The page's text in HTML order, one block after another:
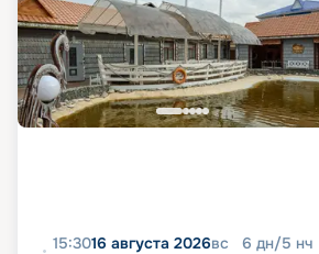
15:3016 августа 2026вс 6 дн/5 нч